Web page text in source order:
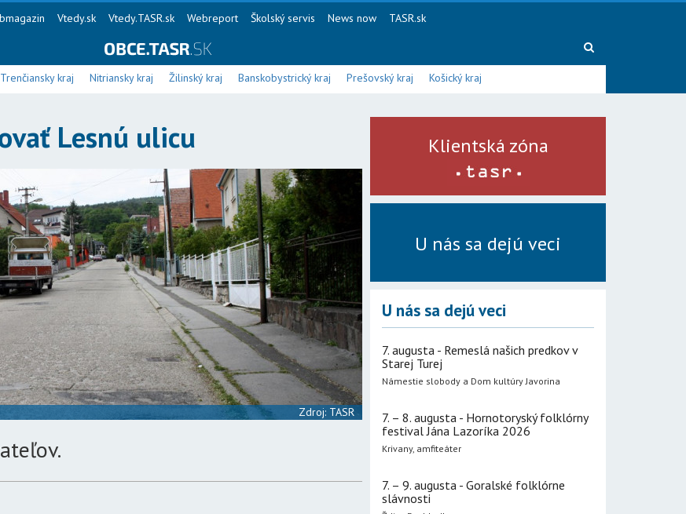
Vtedy.sk Vtedy.TASR.sk Webreport Školský servis News now TASR.sk
Trenčiansky kraj Nitriansky kraj Žilinský kraj Banskobystrický kraj Prešovský kraj Košický kraj
Lesnú ulicu
Zdroj: TASR
Klientská zóna
U nás sa dejú veci
U nás sa dejú veci
7. augusta - Remeslá našich predkov v
Starej Turej
Námestie slobody a Dom kultúry Javorina
7. – 8. augusta - Hornotoryský folklórny
festival Jána Lazoríka 2026
Krivany, amfiteáter
7. – 9. augusta - Goralské folklórne
slávnosti